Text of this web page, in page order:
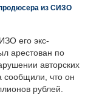
продюсера из СИЗО
его экс-
арестован по
авторских
сообщили, что он
рублей.